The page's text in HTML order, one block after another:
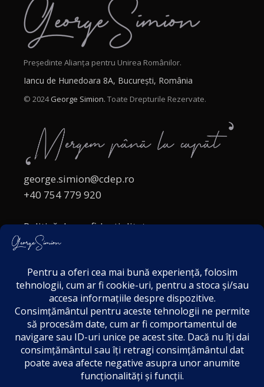
Președinte Alianța pentru Unirea Românilor.
Iancu de Hunedoara 8A, București, România
© 2024George Simion. Toate Drepturile Rezervate.
george.simion@cdep.ro
+40 754 779 920
Politică de confidențialitate
Politica cookies
Acordul de markting
Disclaimer